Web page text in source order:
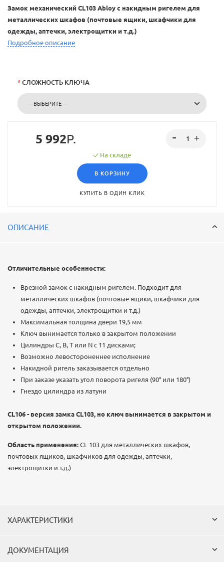
Замок механический CL103 Abloy с накидным ригелем для
металлических шкафов (почтовые ящики, шкафчики для
одежды, аптечки, электрощитки и т.д.)
Подробное описание
* СЛОЖНОСТЬ КЛЮЧА
--- ВЫБЕРИТЕ ---
5 992 Р.
На складе
В КОРЗИНУ
КУПИТЬ В ОДИН КЛИК
ОПИСАНИЕ
Отличительные особенности:
Врезной замок с накидным ригелем. Подходит для
металлических шкафов (почтовые ящики, шкафчики для
одежды, аптечки, электрощитки и т.д.)
Максимальная толщина двери 19,5 мм
Ключ вынимается только в закрытом положении
Цилиндры C, B, T или N с 11 дисками;
Возможно левостороненнее исполнение
Накидной ригель заказывается отдельно
При заказе указать угол поворота ригеля (90° или 180°)
Гнездо цилиндра из латуни
CL106 - версия замка CL103, но ключ вынимается в закрытом и
открытом положении.
Область применения: CL 103 для металлических шкафов,
почтовых ящиков, шкафчиков для одежды, аптечки,
электрощитки и т.д.)
ХАРАКТЕРИСТИКИ
ДОКУМЕНТАЦИЯ